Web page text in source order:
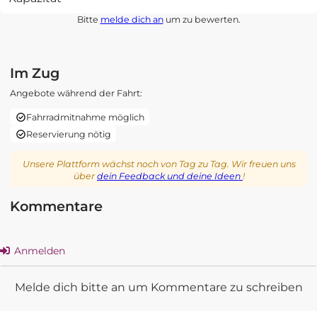
Bitte melde dich anum zu bewerten.
Im Zug
Angebote während der Fahrt:
Fahrradmitnahme möglich
Reservierung nötig
Unsere Plattform wächst noch von Tag zu Tag. Wir freuen uns
überdein Feedback und deine Ideen !
Kommentare
Anmelden
Melde dich bitte an um Kommentare zu schreiben